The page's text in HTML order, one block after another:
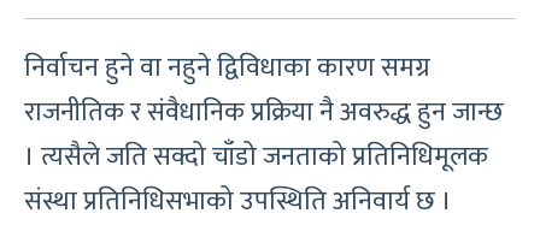
निर्वाचन हुने वा नहुने द्विविधाका कारण समग्र
राजनीतिक र संवैधानिक प्रक्रिया नै अवरुद्ध हुन जान्छ
। त्यसैले जति सक्दो चाँडो जनताको प्रतिनिधिमूलक
संस्था प्रतिनिधिसभाको उपस्थिति अनिवार्य छ ।